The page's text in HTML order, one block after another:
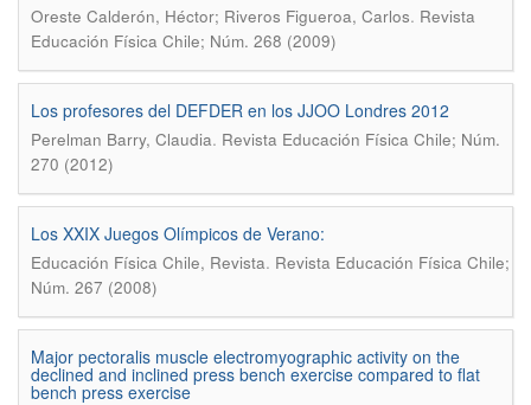
Oreste Calderón, Héctor; Riveros Figueroa, Carlos. Revista
Educación Física Chile; Núm. 268 (2009)
Los profesores del DEFDER en los JJOO Londres 2012
Perelman Barry, Claudia. Revista Educación Física Chile; Núm.
270 (2012)
Los XXIX Juegos Olímpicos de Verano:
Educación Física Chile, Revista. Revista Educación Física Chile;
Núm. 267 (2008)
Major pectoralis muscle electromyographic activity on the
declined and inclined press bench exercise compared to flat
bench press exercise